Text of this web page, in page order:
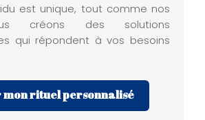
est unique, tout comme nos
créons des solutions
qui répondent à vos besoins
rituel personnalisé